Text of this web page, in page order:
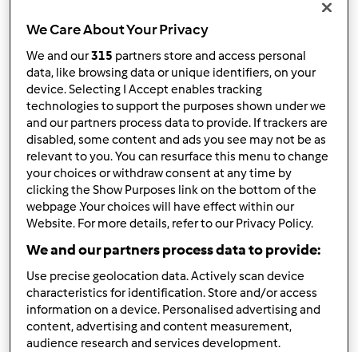
CROSTATA MORBIDA ALLA
NUTELLA
damichele e bimby tm 5
We Care About Your Privacy
We and our315 partners store and access personal
data, like browsing data or unique identifiers, on your
device. Selecting I Accept enables tracking
technologies to support the purposes shown under we
and our partners process data to provide. If trackers are
disabled, some content and ads you see may not be as
relevant to you. You can resurface this menu to change
your choices or withdraw consent at any time by
clicking the Show Purposes link on the bottom of the
webpage .Your choices will have effect within our
Website. For more details, refer to our Privacy Policy.
We and our partners process data to provide:
Use precise geolocation data. Actively scan device
characteristics for identification. Store and/or access
information on a device. Personalised advertising and
content, advertising and content measurement,
audience research and services development.